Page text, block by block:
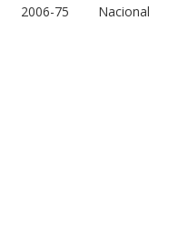
2006-75 Nacional